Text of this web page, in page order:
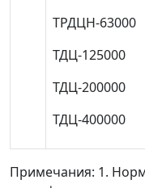
ТРДЦН-63000
ТДЦ-125000
ТДЦ-200000
ТДЦ-400000
Примечания: 1.